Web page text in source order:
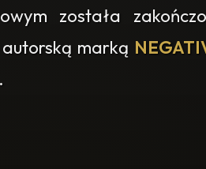
została
marką